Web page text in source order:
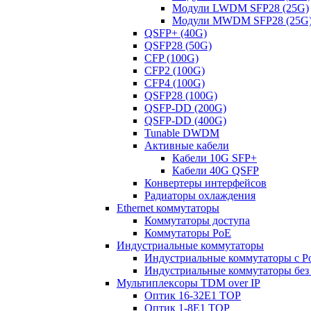
Модули LWDM SFP28 (25G)
Модули MWDM SFP28
QSFP+ (40G)
QSFP28 (50G)
CFP (100G)
CFP2 (100G)
CFP4 (100G)
QSFP28 (100G)
QSFP-DD (200G)
QSFP-DD (400G)
Tunable DWDM
Активные кабели
Кабели 10G SFP+
Кабели 40G QSFP
Конвертеры интерфейсов
Радиаторы охлаждения
Ethernet коммутаторы
Коммутаторы доступа
Коммутаторы PoE
Индустриальные коммутаторы
Индустриальные коммутаторы с
Индустриальные коммутаторы без
Мультиплексоры TDM over IP
Оптик 16-32E1 TOP
Оптик 1-8E1 TOP